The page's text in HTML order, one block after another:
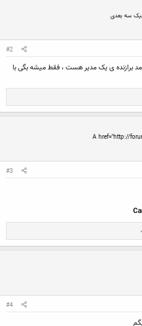
سه بعدی
#2
برازنده ی یک مدیر هست ، فقط میشه بگی با
#3
#4